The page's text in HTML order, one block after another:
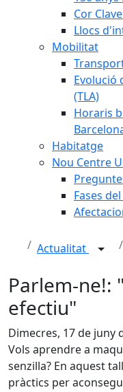
Cor
Llocs
Mobilitat
Evolució
(TLA)
Horaris
Habitatge
Nou Centre
Fases
Actualitat
Parlem-ne!:
efectiu"
Dimecres, 17 de juny
Vols aprendre a
senzilla? En aquest
pràctics per